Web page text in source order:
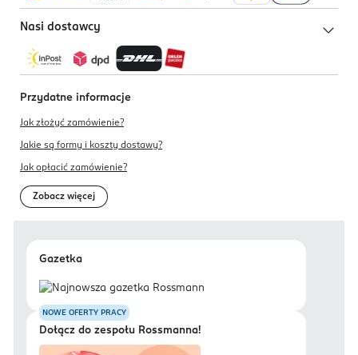
Nasi dostawcy
Przydatne informacje
Jak złożyć zamówienie?
Jakie są formy i koszty dostawy?
Jak opłacić zamówienie?
Zobacz więcej
Gazetka
NOWE OFERTY PRACY
Dołącz do zespołu Rossmanna!